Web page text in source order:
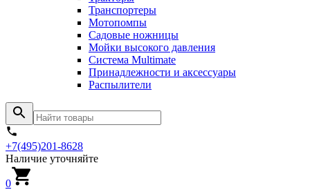
Транспортеры
Мотопомпы
Садовые ножницы
Мойки высокого давления
Система Multimate
Принадлежности и аксессуары
Распылители
+7(495)201-8628
Наличие уточняйте
0